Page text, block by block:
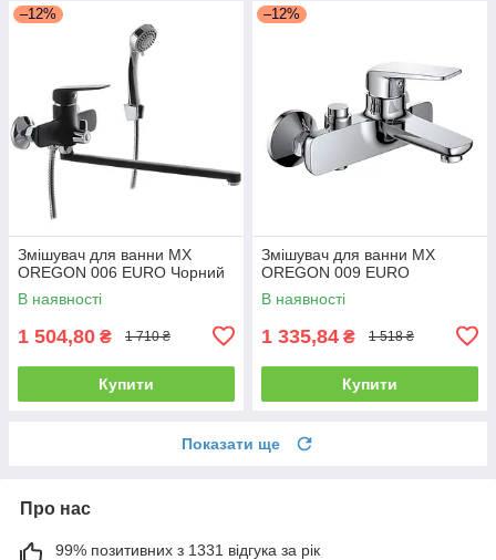
–12%
Змішувач для ванни MX
OREGON 006 EURO Чорний
В наявності
1 504,80 ₴ 1 710 ₴
Купити
–12%
Змішувач для ванни MX
OREGON 009 EURO
В наявності
1 335,84 ₴ 1 518 ₴
Купити
Показати ще
Про нас
99% позитивних з 1331 відгука за рік